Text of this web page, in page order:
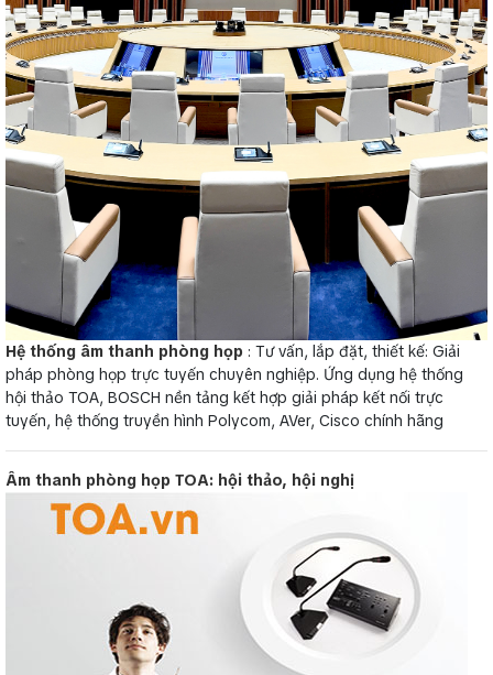
Hệ thống âm thanh phòng họp : Tư vấn, lắp đặt, thiết kế: Giải
pháp phòng họp trực tuyến chuyên nghiệp. Ứng dụng hệ thống
hội thảo TOA, BOSCH nền tảng kết hợp giải pháp kết nối trực
tuyến, hệ thống truyền hình Polycom, AVer, Cisco chính hãng
Âm thanh phòng họp TOA: hội thảo, hội nghị